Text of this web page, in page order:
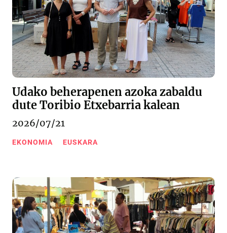
Udako beherapenen azoka zabaldu
dute Toribio Etxebarria kalean
2026/07/21
EKONOMIA EUSKARA